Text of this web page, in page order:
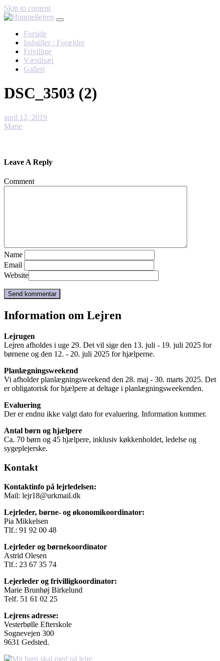
Skip to content
Forside
Indstiller / Forældre
Frivillige
Værdisæt
Galleri
DSC_3503 (2)
april 12, 2019
Marie
Leave A Reply
Comment
Name
Email
Website
Information om Lejren
Lejrugen
Lejren afholdes i uge 29. Det vil sige den 13. juli - 19. juli 2025 for
børnene og den 12. - 20. juli 2025 for hjælperne.
Planlægningsweekend
Vi afholder planlægningsweekend den 28. maj - 30. marts 2025. Det
er obligatorisk for hjælpere at deltage i planlægningsweekenden.
Evaluering
Der er endnu ikke valgt dato for evaluering. Information kommer.
Antal børn og hjælpere
Ca. 70 børn og 45 hjælpere, inklusiv køkkenholdet, ledelse og
sygeplejerske.
Kontakt
Kontaktinfo på lejrledelsen:
Mail: lejr18@urkmail.dk
Lejrleder, børne- og økonomikoordinator:
Pia Mikkelsen
Tlf.: 91 92 00 48
Lejrleder og børnekoordinator
Astrid Olesen
Tlf.: 23 67 35 74
Lejerleder og frivilligkoordinator:
Marie Brunhøj Birkelund
Telf. 51 61 02 25
Lejrens adresse:
Vesterbølle Efterskole
Sognevejen 300
9631 Gedsted.